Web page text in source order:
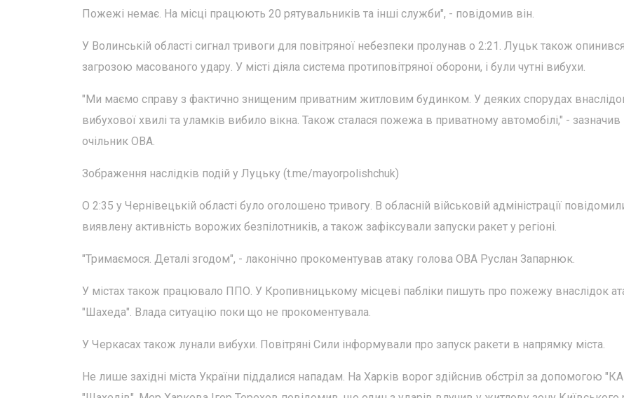
Пожежі немає. На місці працюють 20 рятувальників та інші служби", - повідомив він.
У Волинській області сигнал тривоги для повітряної небезпеки пролунав о 2:21. Луцьк також
загрозою масованого удару. У місті діяла система протиповітряної оборони, і були чутні вибухи.
"Ми маємо справу з фактично знищеним приватним житловим будинком. У деяких спорудах
вибухової хвилі та уламків вибило вікна. Також сталася пожежа в приватному автомобілі," - зазначив
очільник ОВА.
Зображення наслідків подій у Луцьку (t.me/mayorpolishchuk)
О 2:35 у Чернівецькій області було оголошено тривогу. В обласній військовій адміністрації
виявлену активність ворожих безпілотників, а також зафіксували запуски ракет у регіоні.
"Тримаємося. Деталі згодом", - лаконічно прокоментував атаку голова ОВА Руслан Запарнюк.
У містах також працювало ППО. У Кропивницькому місцеві пабліки пишуть про пожежу внаслідок
"Шахеда". Влада ситуацію поки що не прокоментувала.
У Черкасах також лунали вибухи. Повітряні Сили інформували про запуск ракети в напрямку міста.
Не лише західні міста України піддалися нападам. На Харків ворог здійснив обстріл за допомогою